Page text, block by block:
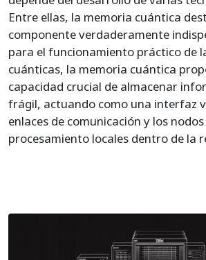
Entre ellas, la memoria cuántica
componente verdaderamente
para el funcionamiento práctico de
cuánticas, la memoria cuántica
capacidad crucial de almacenar
frágil, actuando como una interfaz
enlaces de comunicación y los
procesamiento locales dentro de la